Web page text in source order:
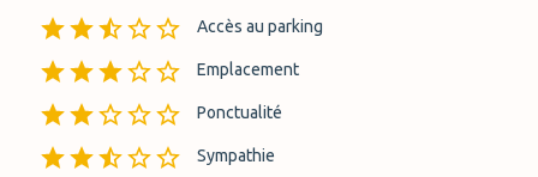
Accès au parking
Emplacement
Ponctualité
Sympathie